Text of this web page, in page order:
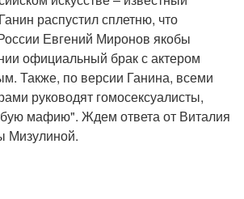
распустил сплетню, что
Евгений Миронов якобы
официальный брак с актером
Также, по версии Ганина, всеми
руководят гомосексуалисты,
мафию". Ждем ответа от Виталия
Мизулиной.